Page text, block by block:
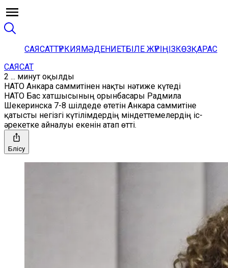
САЯСАТТҮРКИЯМӘДЕНИЕТБІЛЕ ЖҮРІҢІЗКӨЗҚАРАС
САЯСАТ
2 ... минут оқылды
НАТО Анкара саммитінен нақты нәтиже күтеді
НАТО Бас хатшысының орынбасары Радмила
Шекеринска 7-8 шілдеде өтетін Анкара саммитіне
қатысты негізгі күтілімдердің міндеттемелердің іс-
әрекетке айналуы екенін атап өтті.
Бөлісу